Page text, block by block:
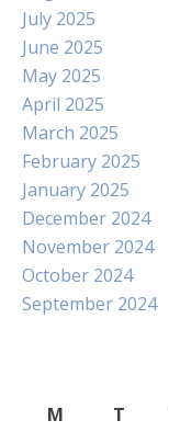
July 2025
June 2025
May 2025
April 2025
March 2025
February 2025
January 2025
December 2024
November 2024
October 2024
September 2024
M
T